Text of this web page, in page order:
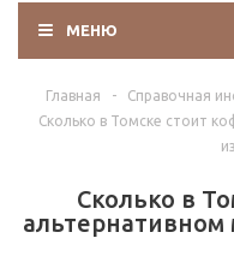
МЕНЮ
Главная - Справочная
Сколько в Томске стоит
Сколько в
альтернативном